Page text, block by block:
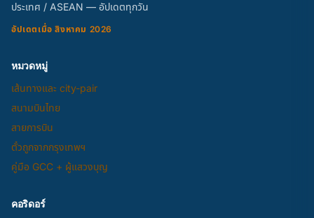
ประเทศ / ASEAN — อัปเดตทุกวัน
อัปเดตเมื่อ สิงหาคม 2026
หมวดหมู่
เส้นทางและ city-pair
สนามบินไทย
สายการบิน
ตั๋วถูกจากกรุงเทพฯ
คู่มือ GCC + ผู้แสวงบุญ
คอริดอร์